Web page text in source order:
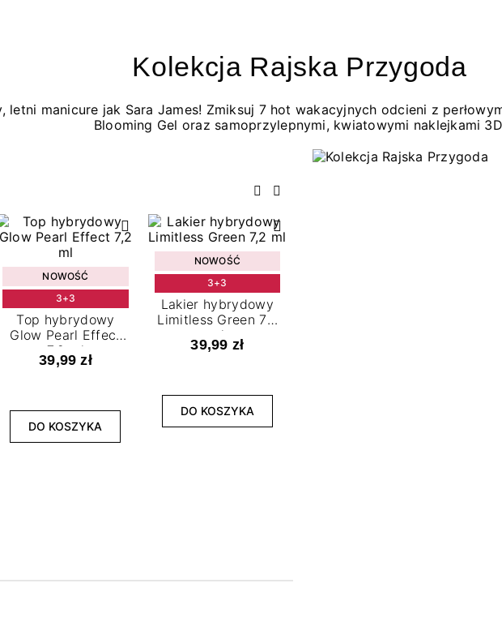
Kolekcja Rajska Przygoda
letni manicure jak Sara James! Zmiksuj 7 hot wakacyjnych odcieni z
Blooming Gel oraz samoprzylepnymi, kwiatowymi naklejkami
Poprzedni
Następny
NOWOŚĆ
3+3
Top hybrydowy
Glow Pearl Effect
7,2 ml
39,99 zł
DO KOSZYKA
NOWOŚĆ
3+3
Lakier hybrydowy
Limitless Green 7,2
ml
39,99 zł
DO KOSZYKA